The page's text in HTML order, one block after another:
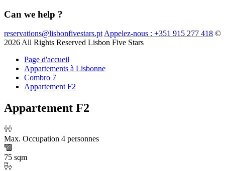
Can we help ?
reservations@lisbonfivestars.ptAppelez-nous : +351 915 277 418 ©
2026 All Rights Reserved Lisbon Five Stars
Page d'accueil
Appartements à Lisbonne
Combro 7
Appartement F2
Appartement F2
Max. Occupation 4 personnes
75 sqm